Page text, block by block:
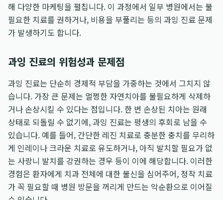
해 다양한 마케팅을 펼칩니다. 이 과정에서 일부 병원에서는 불
필요한 치료를 권하거나, 비용을 부풀리는 등의 과잉 진료 문제
가 발생하기도 합니다.
과잉 진료의 위험성과 문제점
과잉 진료는 단순히 경제적 부담을 가중하는 것에서 그치지 않
습니다. 가장 큰 문제는 멀쩡한 자연치아를 불필요하게 삭제하
거나 손상시킬 수 있다는 점입니다. 한 번 손상된 치아는 원래
상태로 되돌릴 수 없기에, 과잉 진료는 평생의 후회로 남을 수
있습니다. 예를 들어, 간단한 레진 치료로 충분한 충치를 무리하
게 인레이나 크라운 치료로 유도하거나, 아직 발치할 필요가 없
는 사랑니 발치를 강권하는 경우 등이 이에 해당합니다. 이러한
경험은 환자에게 치과 전체에 대한 불신을 심어주어, 정작 치료
가 꼭 필요할 때 병원 방문을 꺼리게 만드는 악순환으로 이어질